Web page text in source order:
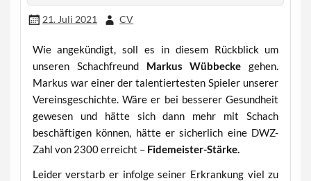
21. Juli 2021 CV
Wie angekündigt, soll es in diesem Rückblick um
unseren Schachfreund Markus Wübbecke gehen.
Markus war einer der talentiertesten Spieler unserer
Vereinsgeschichte. Wäre er bei besserer Gesundheit
gewesen und hätte sich dann mehr mit Schach
beschäftigen können, hätte er sicherlich eine DWZ-
Zahl von 2300 erreicht – Fidemeister-Stärke.
Leider verstarb er infolge seiner Erkrankung viel zu